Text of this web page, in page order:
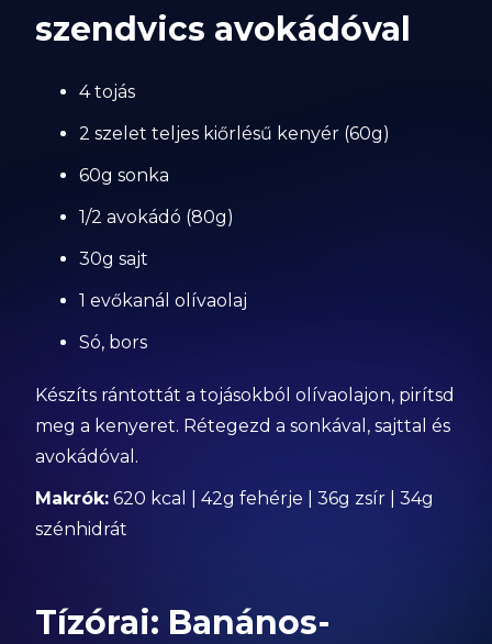
szendvics avokádóval
4 tojás
2 szelet teljes kiőrlésű kenyér (60g)
60g sonka
1/2 avokádó (80g)
30g sajt
1 evőkanál olívaolaj
Só, bors
Készíts rántottát a tojásokból olívaolajon, pirítsd
meg a kenyeret. Rétegezd a sonkával, sajttal és
avokádóval.
Makrók: 620 kcal | 42g fehérje | 36g zsír | 34g
szénhidrát
Tízórai: Banános-